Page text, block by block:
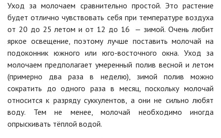
Уход за молочаем сравнительно простой. Это растение
будет отлично чувствовать себя при температуре воздуха
от 20 до 25 летом и от 12 до 16 — зимой. Очень любит
яркое освещение, поэтому лучше поставить молочай на
подоконник южного или юго-восточного окна. Уход за
молочаем предполагает умеренный полив весной и летом
(примерно два раза в неделю), зимой полив можно
сократить до одного раза в месяц, поскольку молочай
относится к разряду суккулентов, а они не сильно любят
воду. Тем не менее, молочай необходимо иногда
опрыскивать тёплой водой.